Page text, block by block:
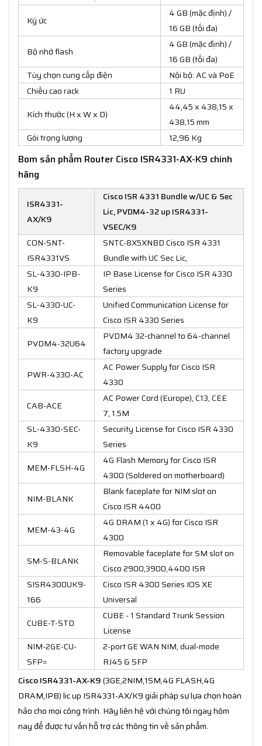
Ký ức
4 GB (mặc định) /
16 GB (tối đa)
Bộ nhớ flash
4 GB (mặc định) /
16 GB (tối đa)
Tùy chọn cung cấp điện
Nội bộ: AC và PoE
Chiều cao rack
1 RU
Kích thước (H x W x D)
44,45 x 438,15 x
438,15 mm
Gói trọng lượng
12,96 Kg
Bom sản phẩm Router Cisco ISR4331-AX-K9 chính
hãng
ISR4331-
AX/K9
Cisco ISR 4331 Bundle w/UC & Sec
Lic, PVDM4-32 up ISR4331-
VSEC/K9
CON-SNT-
ISR4331VS
SNTC-8X5XNBD Cisco ISR 4331
Bundle with UC Sec Lic,
SL-4330-IPB-
K9
IP Base License for Cisco ISR 4330
Series
SL-4330-UC-
K9
Unified Communication License for
Cisco ISR 4330 Series
PVDM4-32U64
PVDM4 32-channel to 64-channel
factory upgrade
PWR-4330-AC
AC Power Supply for Cisco ISR
4330
CAB-ACE
AC Power Cord (Europe), C13, CEE
7, 1.5M
SL-4330-SEC-
K9
Security License for Cisco ISR 4330
Series
MEM-FLSH-4G
4G Flash Memory for Cisco ISR
4300 (Soldered on motherboard)
NIM-BLANK
Blank faceplate for NIM slot on
Cisco ISR 4400
MEM-43-4G
4G DRAM (1 x 4G) for Cisco ISR
4300
SM-S-BLANK
Removable faceplate for SM slot on
Cisco 2900,3900,4400 ISR
SISR4300UK9-
166
Cisco ISR 4300 Series IOS XE
Universal
CUBE-T-STD
CUBE - 1 Standard Trunk Session
License
NIM-2GE-CU-
SFP=
2-port GE WAN NIM, dual-mode
RJ45 & SFP
Cisco ISR4331-AX-K9(3GE,2NIM,1SM,4G FLASH,4G
DRAM,IPB) lic up ISR4331-AX/K9 giải pháp sự lựa chọn hoàn
hảo cho mọi công trình. Hãy liên hệ với chúng tôi ngay hôm
nay để được tư vấn hỗ trợ các thông tin về sản phẩm.